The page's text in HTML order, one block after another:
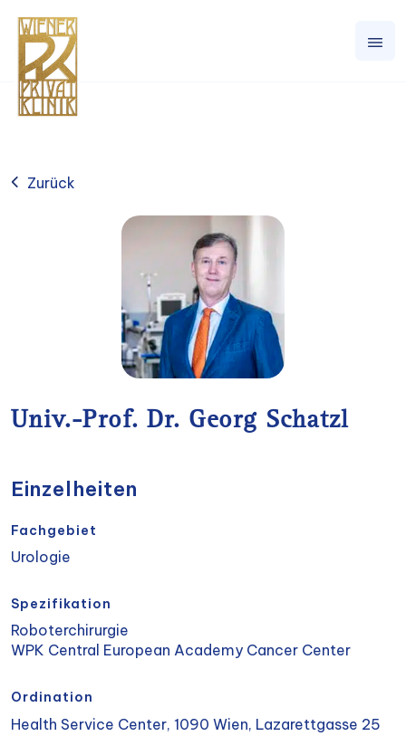
Zurück
Univ.-Prof. Dr. Georg Schatzl
Einzelheiten
Fachgebiet
Urologie
Spezifikation
Roboterchirurgie
WPK Central European Academy Cancer Center
Ordination
Health Service Center, 1090 Wien, Lazarettgasse 25